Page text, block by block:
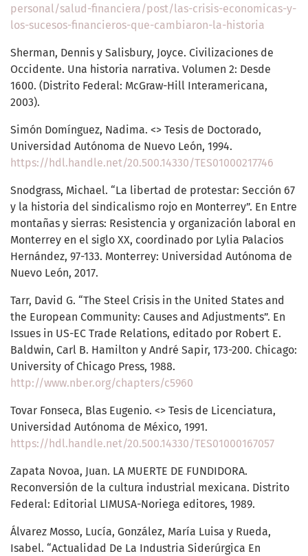
personal/salud-financiera/post/las-crisis-economicas-y-
los-sucesos-financieros-que-cambiaron-la-historia
Sherman, Dennis y Salisbury, Joyce. Civilizaciones de
Occidente. Una historia narrativa. Volumen 2: Desde
1600. (Distrito Federal: McGraw-Hill Interamericana,
2003).
Simón Domínguez, Nadima. <> Tesis de Doctorado,
Universidad Autónoma de Nuevo León, 1994.
https://hdl.handle.net/20.500.14330/TES01000217746
Snodgrass, Michael. “La libertad de protestar: Sección 67
y la historia del sindicalismo rojo en Monterrey”. En Entre
montañas y sierras: Resistencia y organización laboral en
Monterrey en el siglo XX, coordinado por Lylia Palacios
Hernández, 97-133. Monterrey: Universidad Autónoma de
Nuevo León, 2017.
Tarr, David G. “The Steel Crisis in the United States and
the European Community: Causes and Adjustments”. En
Issues in US-EC Trade Relations, editado por Robert E.
Baldwin, Carl B. Hamilton y André Sapir, 173-200. Chicago:
University of Chicago Press, 1988.
http://www.nber.org/chapters/c5960
Tovar Fonseca, Blas Eugenio. <> Tesis de Licenciatura,
Universidad Autónoma de México, 1991.
https://hdl.handle.net/20.500.14330/TES01000167057
Zapata Novoa, Juan. LA MUERTE DE FUNDIDORA.
Reconversión de la cultura industrial mexicana. Distrito
Federal: Editorial LIMUSA-Noriega editores, 1989.
Álvarez Mosso, Lucía, González, María Luisa y Rueda,
Isabel. “Actualidad De La Industria Siderúrgica En